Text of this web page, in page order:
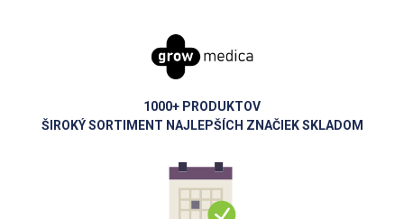
1000+ PRODUKTOV
ŠIROKÝ SORTIMENT NAJLEPŠÍCH ZNAČIEK SKLADOM